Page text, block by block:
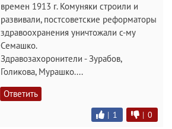
времен 1913 г. Комуняки строили и
развивали, постсоветские реформаторы
здравоохранения уничтожали с-му
Семашко.
Здравозахоронители - Зурабов,
Голикова, Мурашко....
Ответить
| 1 | 0